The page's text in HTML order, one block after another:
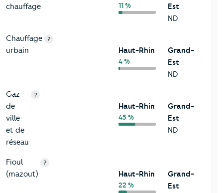
chauffage
11 %
Est
ND
Chauffage
urbain
?
Haut-Rhin
4 %
Grand-
Est
ND
Gaz
de
ville
et de
réseau
?
Haut-Rhin
45 %
Grand-
Est
ND
Fioul
(mazout)
?
Haut-Rhin
22 %
Grand-
Est